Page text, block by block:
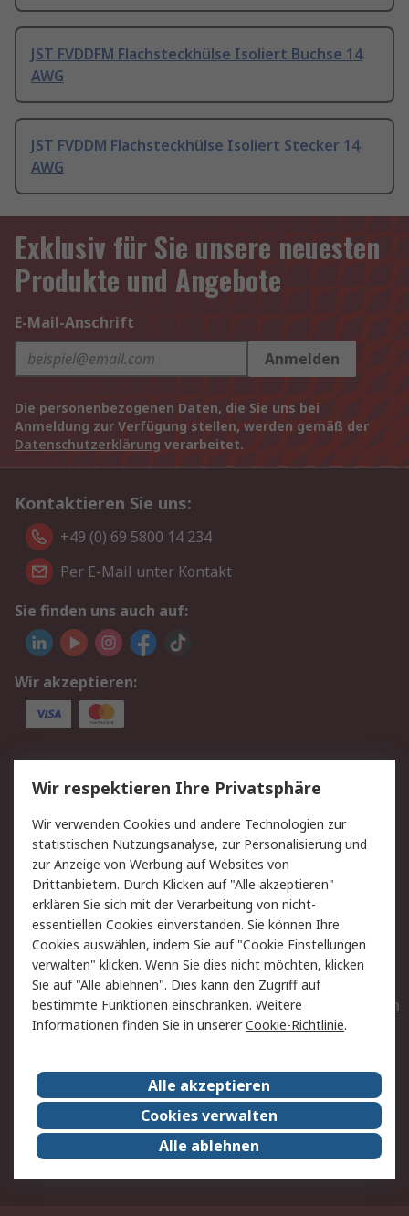
JST FVDDFM Flachsteckhülse Isoliert Buchse 14
AWG
JST FVDDM Flachsteckhülse Isoliert Stecker 14
AWG
Exklusiv für Sie unsere neuesten
Produkte und Angebote
E-Mail-Anschrift
Anmelden
Die personenbezogenen Daten, die Sie uns bei
Anmeldung zur Verfügung stellen, werden gemäß der
Datenschutzerklärung verarbeitet.
Kontaktieren Sie uns:
+49 (0) 69 5800 14 234
Per E-Mail unter Kontakt
Sie finden uns auch auf:
Wir akzeptieren:
Service
Value Added Services
Lieferlösungen
Rücksendungen
Kontakt
Hilfe
Privatkunden
Rechtliches
AGB
Datenschutz
Cookie-Richtlinie
Zahlungsbedingungen
Copyright/Impressum
Entsorgung
Elektrogeräte/Batterien
RS weltweit
Karriere bei RS
Nachhaltigkeit
Qualität/Umwelt/ZertifikatePresse-Center
Event-Center
Wir respektieren Ihre Privatsphäre
Wir verwenden Cookies und andere Technologien zur
statistischen Nutzungsanalyse, zur Personalisierung und
zur Anzeige von Werbung auf Websites von
Drittanbietern. Durch Klicken auf "Alle akzeptieren"
erklären Sie sich mit der Verarbeitung von nicht-
essentiellen Cookies einverstanden. Sie können Ihre
Cookies auswählen, indem Sie auf "Cookie Einstellungen
verwalten" klicken. Wenn Sie dies nicht möchten, klicken
Sie auf "Alle ablehnen". Dies kann den Zugriff auf
bestimmte Funktionen einschränken. Weitere
Informationen finden Sie in unsererCookie-Richtlinie.
Alle akzeptieren
Cookies verwalten
Alle ablehnen